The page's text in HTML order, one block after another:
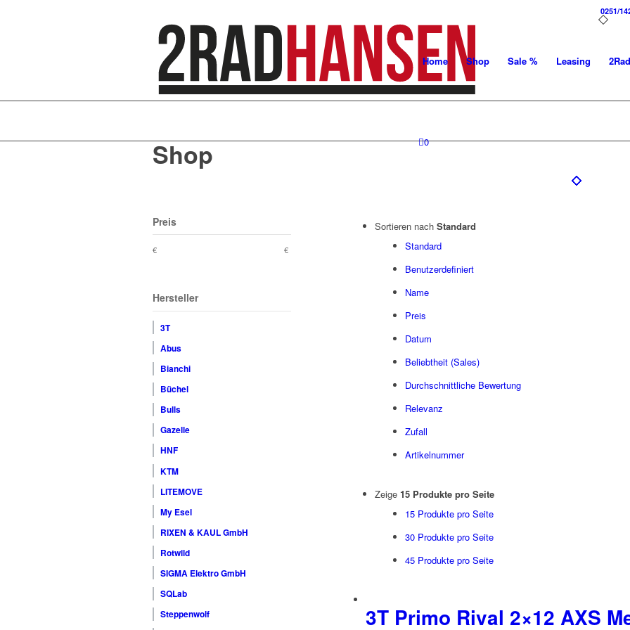
0251/
Home Shop Sale % Leasing
0
Shop
Sortieren nach Standard
Standard
Benutzerdefiniert
Name
Preis
Datum
Beliebtheit (Sales)
Durchschnittliche Bewertung
Relevanz
Zufall
Artikelnummer
Zeige 15 Produkte pro Seite
15 Produkte pro Seite
30 Produkte pro Seite
45 Produkte pro Seite
3T Primo Rival 2×12 AXS
Preis
€ €
Hersteller
3T
Abus
Bianchi
Büchel
Bulls
Gazelle
HNF
KTM
LITEMOVE
My Esel
RIXEN & KAUL GmbH
Rotwild
SIGMA Elektro GmbH
SQLab
Steppenwolf